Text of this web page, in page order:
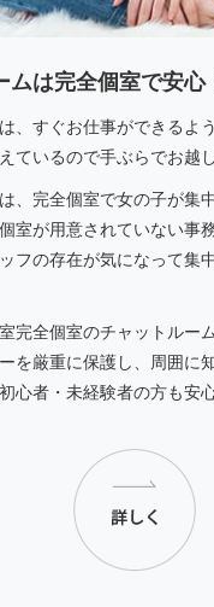
ムは完全個室で安心
、すぐお仕事ができるよ
ているので手ぶらでお越
、完全個室で女の子が集
室が用意されていない事
フの存在が気になって集
完全個室のチャットルー
を厳重に保護し、周囲に
心者・未経験者の方も安